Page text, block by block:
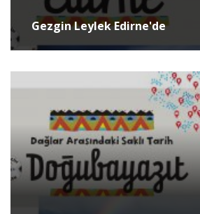
Gezgin Leylek Edirne'de